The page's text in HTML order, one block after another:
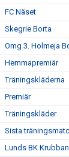
FC Näset
Skegrie Borta
Omg 3. Holmeja
Hemmapremiär
Träningskläderna
Premiär
Träningskläder
Sista
Lunds BK Krubban